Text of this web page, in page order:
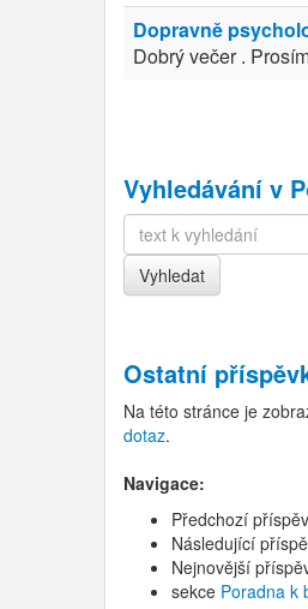
Dopravně
Dobrý večer .
Vyhledávání v
Ostatní
Na této stránce je
dotaz.
Navigace:
Předchozí
Následující
Nejnovější
sekce Poradna k